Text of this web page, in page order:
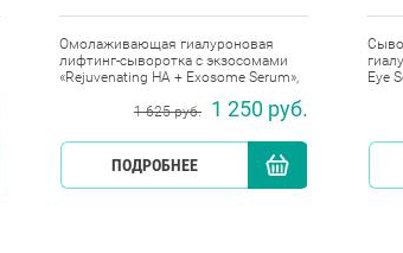
КУПИТЬ
Омолаживающая гиалуроновая
лифтинг-сыворотка с экзосомами
«Rejuvenating HA + Exosome Serum»,
1 625 руб.
1 250 руб.
ПОДРОБНЕЕ
Eye